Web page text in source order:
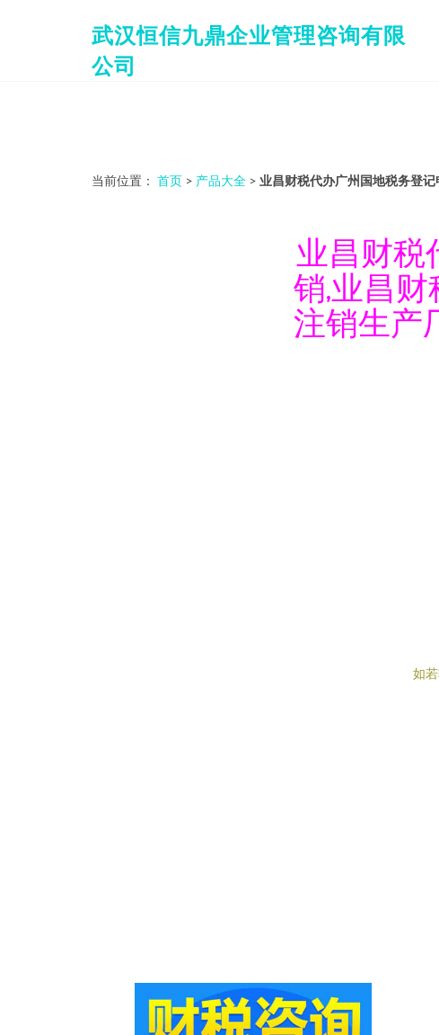
武汉恒信九鼎企业管理咨询有限
公司
当前位置： 首页 > 产品大全 > 业昌财税代办广州国地税务登
业昌财税
销,业昌
注销生产
如